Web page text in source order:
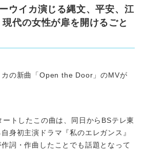
ウイカ演じる縄文、平安、江
代の女性が扉を開けるごと
カの新曲「Open the Door」のMVが
トしたこの曲は、同日からBSテレ東
身初主演ドラマ『私のエレガンス』
詞・作曲したことでも話題となって